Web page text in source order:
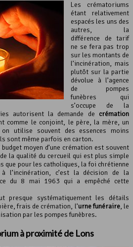
Les crématoriums
étant relativement
espacés les uns des
autres, la
différence de tarif
ne se fera pas trop
sur les montants de
l’incinération, mais
plutôt sur la partie
dévolue à l’agence
de pompes
funèbres qui
s’occupe de la
autorisent la demande de crémation
comme le conjoint, le père, la mère, un
utilise souvent des essences moins
sont même parfois en carton.
moyen d’une crémation est souvent
la qualité du cercueil qui est plus simple
que pour les catholiques, la foi chrétienne
l’incinération, c’est la décision de la
du 8 mai 1963 qui a empêché cette
presque systématiquement les détails
frais de crémation, l’urne funéraire, le
par les pompes funèbres.
à proximité de Lons